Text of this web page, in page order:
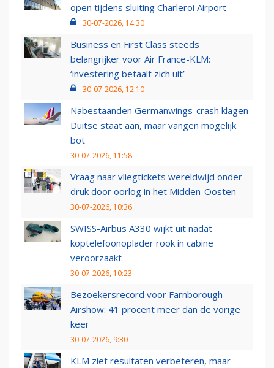
open tijdens sluiting Charleroi Airport
30-07-2026, 14:30
Business en First Class steeds
belangrijker voor Air France-KLM:
‘investering betaalt zich uit’
30-07-2026, 12:10
Nabestaanden Germanwings-crash klagen
Duitse staat aan, maar vangen mogelijk
bot
30-07-2026, 11:58
Vraag naar vliegtickets wereldwijd onder
druk door oorlog in het Midden-Oosten
30-07-2026, 10:36
SWISS-Airbus A330 wijkt uit nadat
koptelefoonoplader rook in cabine
veroorzaakt
30-07-2026, 10:23
Bezoekersrecord voor Farnborough
Airshow: 41 procent meer dan de vorige
keer
30-07-2026, 9:30
KLM ziet resultaten verbeteren, maar